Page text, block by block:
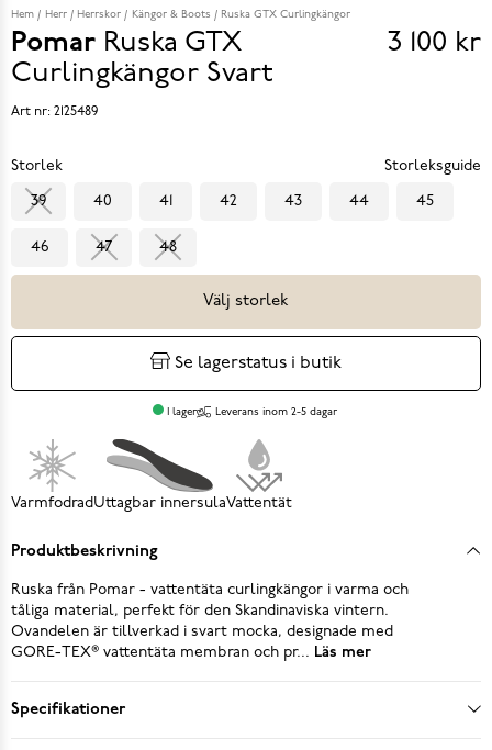
Hem Herr Herrskor Kängor & Boots Ruska GTX Curlingkängor
Pomar Ruska GTX
Curlingkängor Svart
Pris
3 100 kr
Art nr: 2125489
Storlek Storleksguide
39 40 41 42 43 44 45
46 47 48
Välj storlek
Se lagerstatus i butik
I lager Leverans inom 2-5 dagar
VarmfodradUttagbar innersulaVattentät
Produktbeskrivning
Ruska från Pomar - vattentäta curlingkängor i varma och
tåliga material, perfekt för den Skandinaviska vintern.
Ovandelen är tillverkad i svart mocka, designade med
GORE-TEX® vattentäta membran och pr... Läs mer
Specifikationer